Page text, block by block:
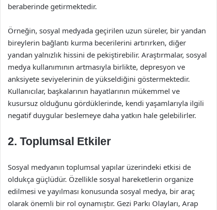
beraberinde getirmektedir.
Örneğin, sosyal medyada geçirilen uzun süreler, bir yandan
bireylerin bağlantı kurma becerilerini artırırken, diğer
yandan yalnızlık hissini de pekiştirebilir. Araştırmalar, sosyal
medya kullanımının artmasıyla birlikte, depresyon ve
anksiyete seviyelerinin de yükseldiğini göstermektedir.
Kullanıcılar, başkalarının hayatlarının mükemmel ve
kusursuz olduğunu gördüklerinde, kendi yaşamlarıyla ilgili
negatif duygular beslemeye daha yatkın hale gelebilirler.
2. Toplumsal Etkiler
Sosyal medyanın toplumsal yapılar üzerindeki etkisi de
oldukça güçlüdür. Özellikle sosyal hareketlerin organize
edilmesi ve yayılması konusunda sosyal medya, bir araç
olarak önemli bir rol oynamıştır. Gezi Parkı Olayları, Arap